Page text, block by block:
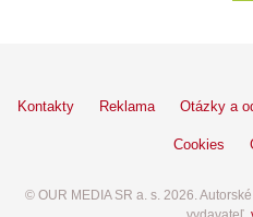
Kontakty Reklama Otázky a
Cookies
© OUR MEDIA SR a. s. 2026.